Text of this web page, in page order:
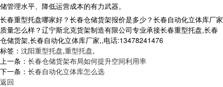
储管理水平、降低运营成本的有力武器。
长春重型托盘哪家好？长春仓储货架报价是多少？长春自动化立体库厂家
质量怎么样？辽宁斯北克货架制造有限公司专业承接长春重型托盘,长春
仓储货架,长春自动化立体库厂家,,电话:13478241476
标签： 沈阳重型托盘,重型托盘,
上一条： 长春仓储货架布局如何提升空间利用率
下一条： 长春自动化立体库怎么选
返回